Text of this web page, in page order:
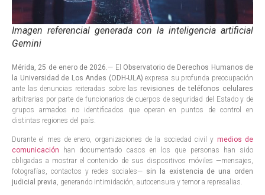
Imagen referencial generada con la inteligencia artificial
Gemini
Mérida, 25 de enero de 2026.— El Observatorio de Derechos Humanos de
la Universidad de Los Andes (ODH-ULA) expresa su profunda preocupación
ante las denuncias reiteradas sobre las revisiones de teléfonos celulares
arbitrarias por parte de funcionarios de cuerpos de seguridad del Estado y de
grupos armados no identificados que operan en puntos de control en
distintas regiones del país.
Durante el mes de enero, organizaciones de la sociedad civil y medios de
comunicación han documentado casos en los que personas han sido
obligadas a mostrar el contenido de sus dispositivos móviles —mensajes,
fotografías, contactos y redes sociales— sin la existencia de una orden
judicial previa, generando intimidación, autocensura y temor a represalias.